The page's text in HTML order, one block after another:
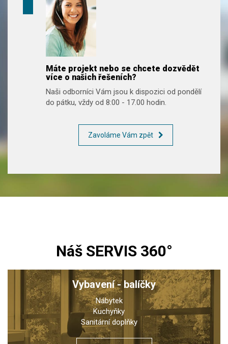
Máte projekt nebo se chcete dozvědět
více o našich řešeních?
Naši odborníci Vám jsou k dispozici od pondělí
do pátku, vždy od 8:00 - 17.00 hodin.
Zavoláme Vám zpět
Náš SERVIS 360°
Vybavení - balíčky
Nábytek
Kuchyňky
Sanitární doplňky